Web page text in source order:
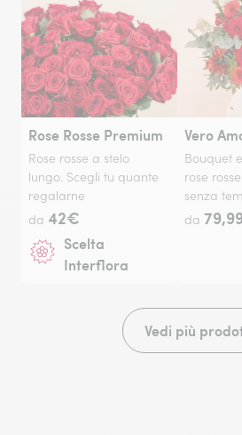
Rose Rosse Premium
Rose rosse a stelo
lungo. Scegli tu quante
regalarne
da 42€
Scelta
Interflora
Vero
Bouquet
rose
senza
da
Vedi più